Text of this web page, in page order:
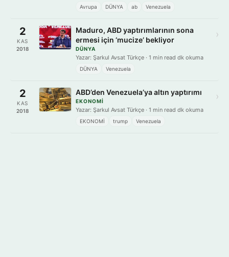
Avrupa DÜNYA ab Venezuela
2
KAS
2018
Maduro, ABD yaptırımlarının sona
ermesi için ‘mucize’ bekliyor
DÜNYA
Yazar: Şarkul Avsat Türkçe · 1 min read dk okuma
DÜNYA Venezuela
›
2
KAS
2018
ABD’den Venezuela’ya altın yaptırımı
EKONOMİ
Yazar: Şarkul Avsat Türkçe · 1 min read dk okuma
EKONOMİ trump Venezuela
›